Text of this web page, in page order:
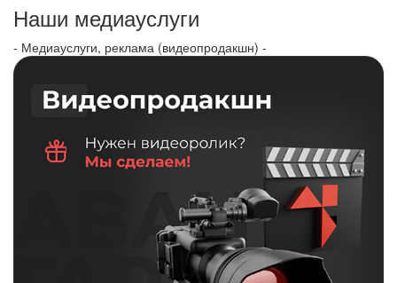
Наши медиауслуги
- Медиауслуги, реклама (видеопродакшн) -